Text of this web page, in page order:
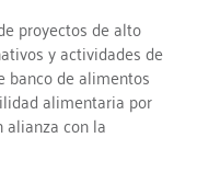
proyectos de alto
y actividades de
banco de alimentos
alimentaria por
alianza con la